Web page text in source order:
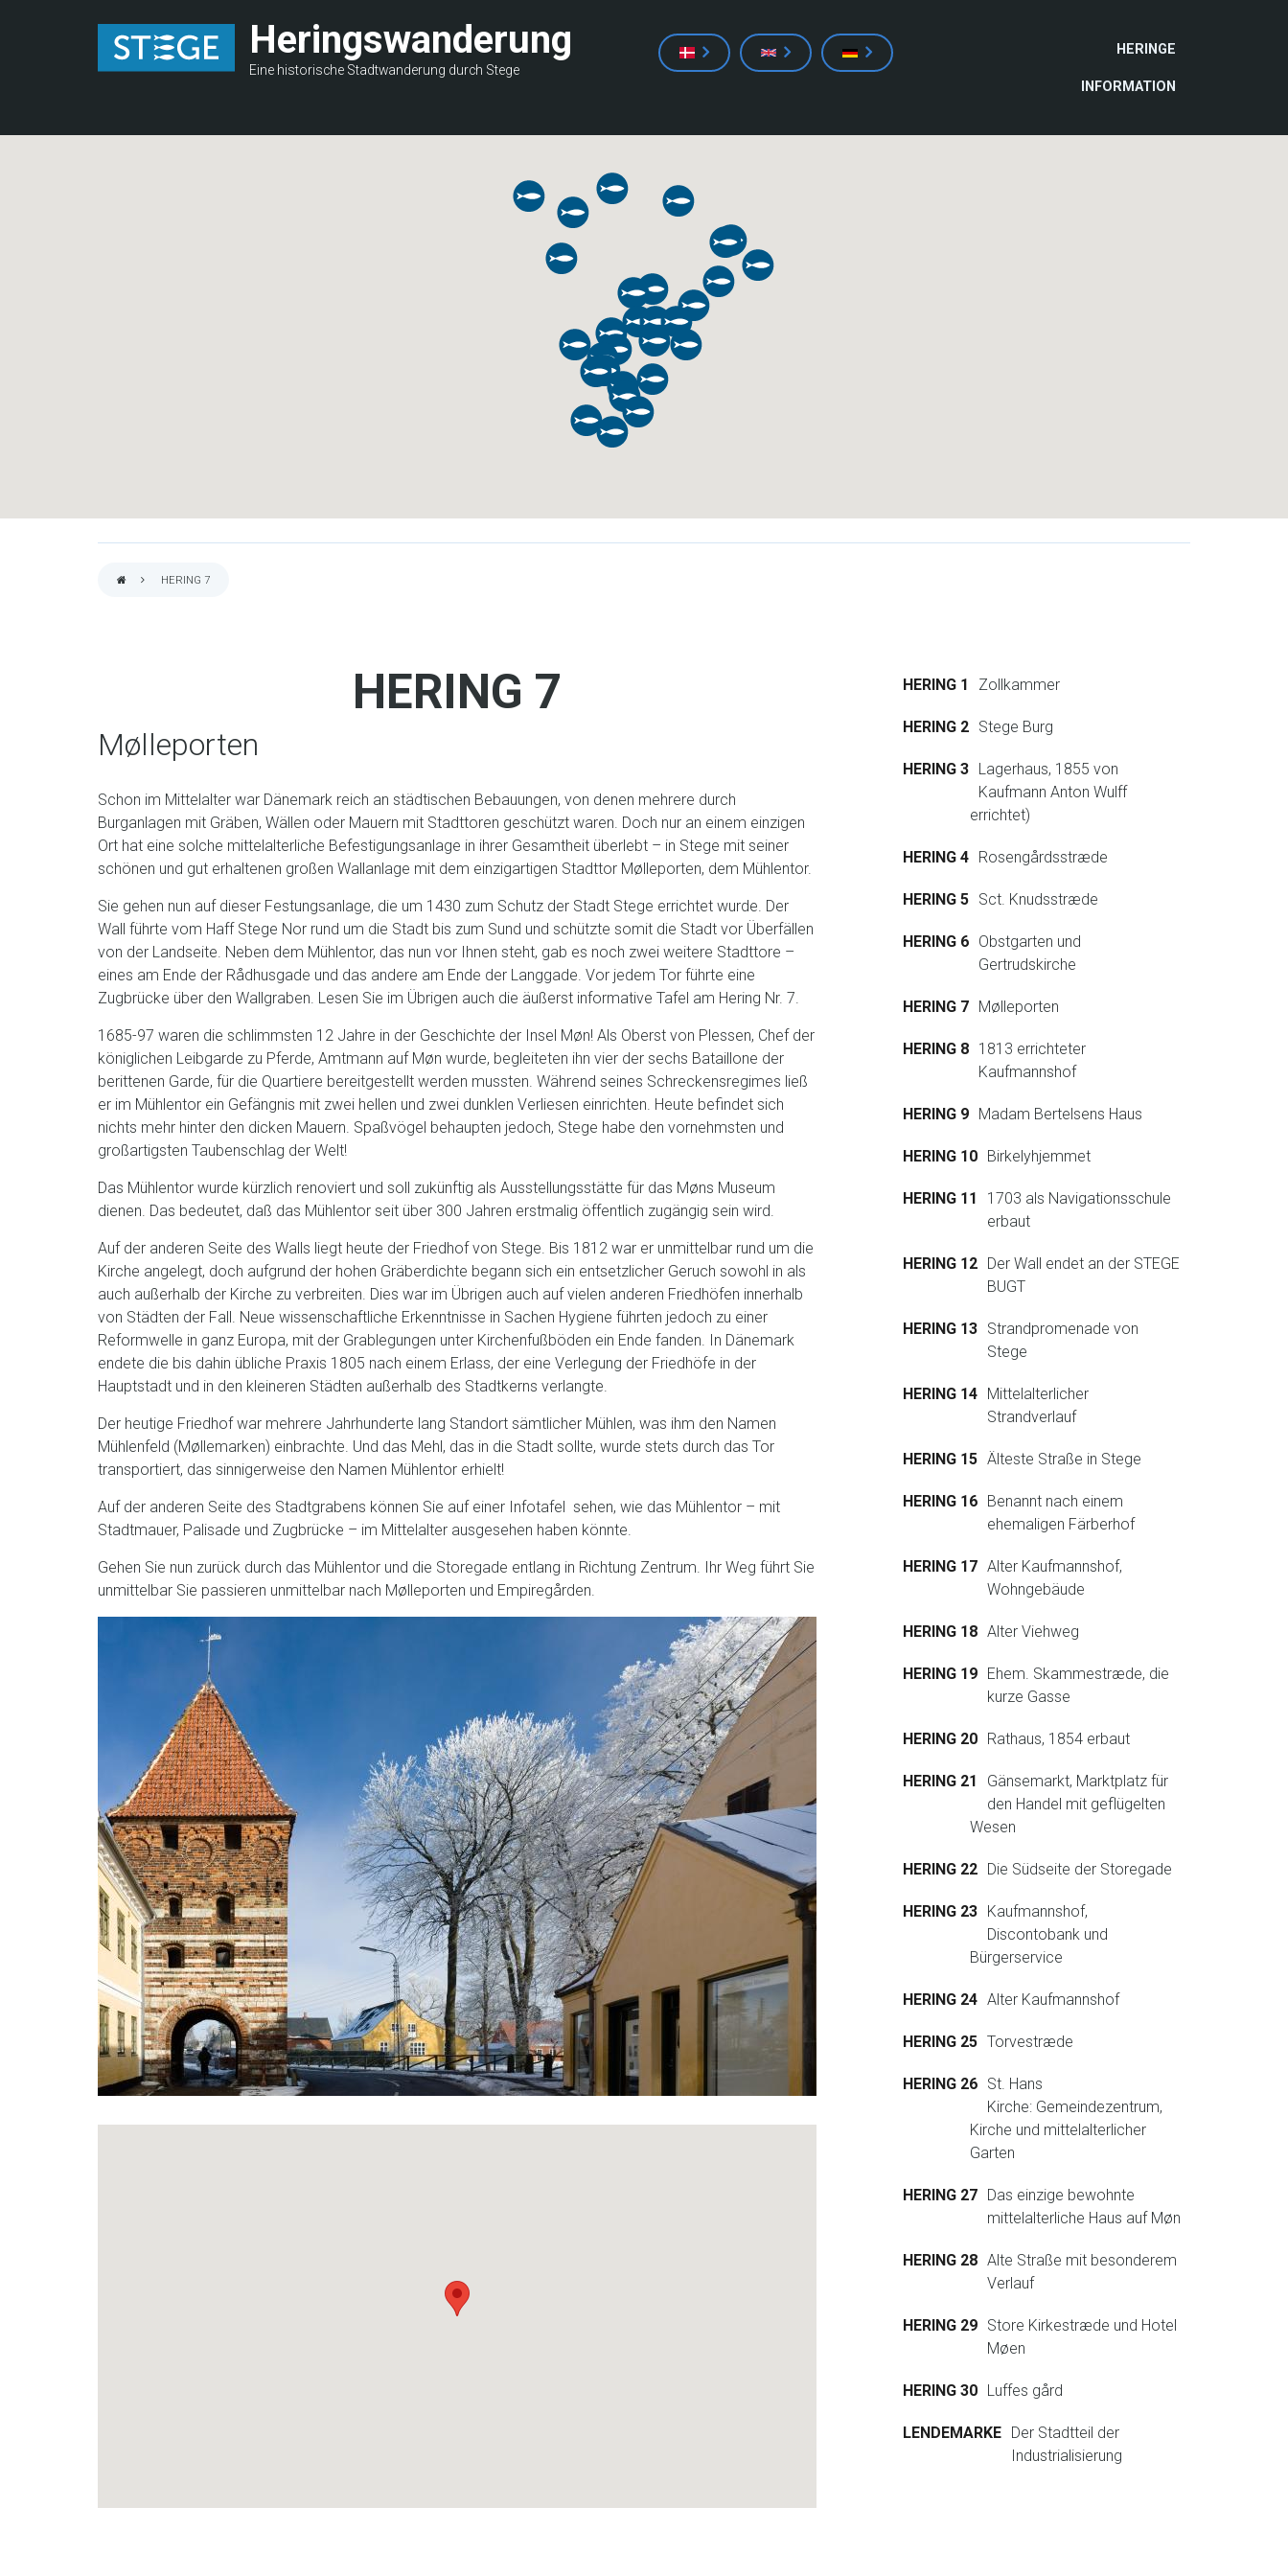
Heringswanderung
Eine historische Stadtwanderung durch Stege
HERINGE
INFORMATION
HERING 7
HERING 7
Mølleporten
Schon im Mittelalter war Dänemark reich an städtischen Bebauungen, von denen mehrere durch
Burganlagen mit Gräben, Wällen oder Mauern mit Stadttoren geschützt waren. Doch nur an einem einzigen
Ort hat eine solche mittelalterliche Befestigungsanlage in ihrer Gesamtheit überlebt – in Stege mit seiner
schönen und gut erhaltenen großen Wallanlage mit dem einzigartigen Stadttor Mølleporten, dem Mühlentor.
Sie gehen nun auf dieser Festungsanlage, die um 1430 zum Schutz der Stadt Stege errichtet wurde. Der
Wall führte vom Haff Stege Nor rund um die Stadt bis zum Sund und schützte somit die Stadt vor Überfällen
von der Landseite. Neben dem Mühlentor, das nun vor Ihnen steht, gab es noch zwei weitere Stadttore –
eines am Ende der Rådhusgade und das andere am Ende der Langgade. Vor jedem Tor führte eine
Zugbrücke über den Wallgraben. Lesen Sie im Übrigen auch die äußerst informative Tafel am Hering Nr. 7.
1685-97 waren die schlimmsten 12 Jahre in der Geschichte der Insel Møn! Als Oberst von Plessen, Chef der
königlichen Leibgarde zu Pferde, Amtmann auf Møn wurde, begleiteten ihn vier der sechs Bataillone der
berittenen Garde, für die Quartiere bereitgestellt werden mussten. Während seines Schreckensregimes ließ
er im Mühlentor ein Gefängnis mit zwei hellen und zwei dunklen Verliesen einrichten. Heute befindet sich
nichts mehr hinter den dicken Mauern. Spaßvögel behaupten jedoch, Stege habe den vornehmsten und
großartigsten Taubenschlag der Welt!
Das Mühlentor wurde kürzlich renoviert und soll zukünftig als Ausstellungsstätte für das Møns Museum
dienen. Das bedeutet, daß das Mühlentor seit über 300 Jahren erstmalig öffentlich zugängig sein wird.
Auf der anderen Seite des Walls liegt heute der Friedhof von Stege. Bis 1812 war er unmittelbar rund um die
Kirche angelegt, doch aufgrund der hohen Gräberdichte begann sich ein entsetzlicher Geruch sowohl in als
auch außerhalb der Kirche zu verbreiten. Dies war im Übrigen auch auf vielen anderen Friedhöfen innerhalb
von Städten der Fall. Neue wissenschaftliche Erkenntnisse in Sachen Hygiene führten jedoch zu einer
Reformwelle in ganz Europa, mit der Grablegungen unter Kirchenfußböden ein Ende fanden. In Dänemark
endete die bis dahin übliche Praxis 1805 nach einem Erlass, der eine Verlegung der Friedhöfe in der
Hauptstadt und in den kleineren Städten außerhalb des Stadtkerns verlangte.
Der heutige Friedhof war mehrere Jahrhunderte lang Standort sämtlicher Mühlen, was ihm den Namen
Mühlenfeld (Møllemarken) einbrachte. Und das Mehl, das in die Stadt sollte, wurde stets durch das Tor
transportiert, das sinnigerweise den Namen Mühlentor erhielt!
Auf der anderen Seite des Stadtgrabens können Sie auf einer Infotafel sehen, wie das Mühlentor – mit
Stadtmauer, Palisade und Zugbrücke – im Mittelalter ausgesehen haben könnte.
Gehen Sie nun zurück durch das Mühlentor und die Storegade entlang in Richtung Zentrum. Ihr Weg führt Sie
unmittelbar Sie passieren unmittelbar nach Mølleporten und Empiregården.
HERING 1 Zollkammer
HERING 2 Stege Burg
HERING 3 Lagerhaus, 1855 von
Kaufmann Anton Wulff
errichtet)
HERING 4 Rosengårdsstræde
HERING 5 Sct. Knudsstræde
HERING 6 Obstgarten und
Gertrudskirche
HERING 7 Mølleporten
HERING 8 1813 errichteter
Kaufmannshof
HERING 9 Madam Bertelsens Haus
HERING 10 Birkelyhjemmet
HERING 11
1703 als Navigationsschule
erbaut
HERING 12 Der Wall endet an der STEGE
BUGT
HERING 13 Strandpromenade von
Stege
HERING 14 Mittelalterlicher
Strandverlauf
HERING 15 Älteste Straße in Stege
HERING 16 Benannt nach einem
ehemaligen Färberhof
HERING 17 Alter Kaufmannshof,
Wohngebäude
HERING 18 Alter Viehweg
HERING 19 Ehem. Skammestræde, die
kurze Gasse
HERING 20 Rathaus, 1854 erbaut
HERING 21
Gänsemarkt, Marktplatz für
den Handel mit geflügelten
Wesen
HERING 22 Die Südseite der Storegade
HERING 23 Kaufmannshof,
Discontobank und
Bürgerservice
HERING 24 Alter Kaufmannshof
HERING 25 Torvestræde
HERING 26 St. Hans
Kirche: Gemeindezentrum,
Kirche und mittelalterlicher
Garten
HERING 27 Das einzige bewohnte
mittelalterliche Haus auf Møn
HERING 28 Alte Straße mit besonderem
Verlauf
HERING 29 Store Kirkestræde und Hotel
Møen
HERING 30 Luffes gård
LENDEMARKE Der Stadtteil der
Industrialisierung